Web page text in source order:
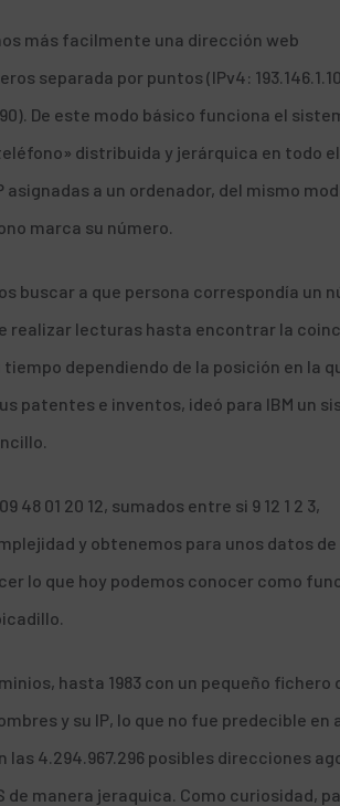
más facilmente una dirección web
separada por puntos (IPv4:
De este modo básico funciona el
distribuida y jerárquica en todo
asignadas a un ordenador, del mismo
marca su número.
buscar a que persona correspondía un
realizar lecturas hasta encontrar la
dependiendo de la posición en la
patentes e inventos, ideó para IBM un
48 01 20 12, sumados entre si 9 12 1 2 3,
y obtenemos para unos datos
lo que hoy podemos conocer como
hasta 1983 con un pequeño fichero
y su IP, lo que no fue predecible en
4.294.967.296 posibles direcciones
de manera jeraquica. Como curiosidad,